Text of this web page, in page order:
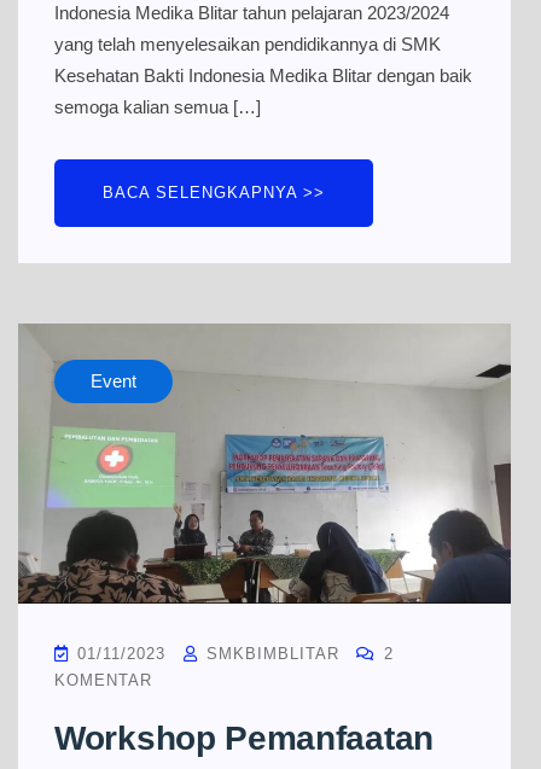
Indonesia Medika Blitar tahun pelajaran 2023/2024
yang telah menyelesaikan pendidikannya di SMK
Kesehatan Bakti Indonesia Medika Blitar dengan baik
semoga kalian semua […]
BACA SELENGKAPNYA >>
Event
01/11/2023 SMKBIMBLITAR
2
KOMENTAR
Workshop Pemanfaatan